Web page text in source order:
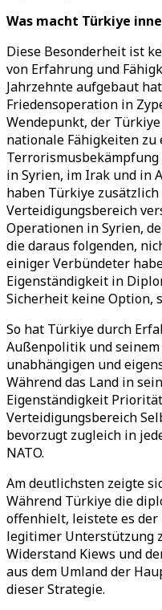
Was macht Türkiye
Diese Besonderheit ist
von Erfahrung und
Jahrzehnte aufgebaut
Friedensoperation in
Wendepunkt, der
nationale Fähigkeiten zu
in Syrien, im Irak und in
haben Türkiye
Verteidigungsbereich
Operationen in Syrien,
die daraus folgenden,
einiger Verbündeter
Eigenständigkeit in
Sicherheit keine Option,
So hat Türkiye durch
Außenpolitik und
unabhängigen und
Während das Land in
Eigenständigkeit
Verteidigungsbereich
bevorzugt zugleich in
NATO.
Am deutlichsten zeigte
Während Türkiye die
offenhielt, leistete es der
legitimer Unterstützung
Widerstand Kiews und
aus dem Umland der
dieser Strategie.